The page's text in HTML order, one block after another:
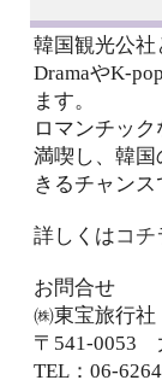
韓国観光公
DramaやK-
ます。
ロマンチッ
満喫し、韓
きるチャンス
詳しくはコチ
お問合せ
㈱東宝旅行
〒541-0053
TEL：06-